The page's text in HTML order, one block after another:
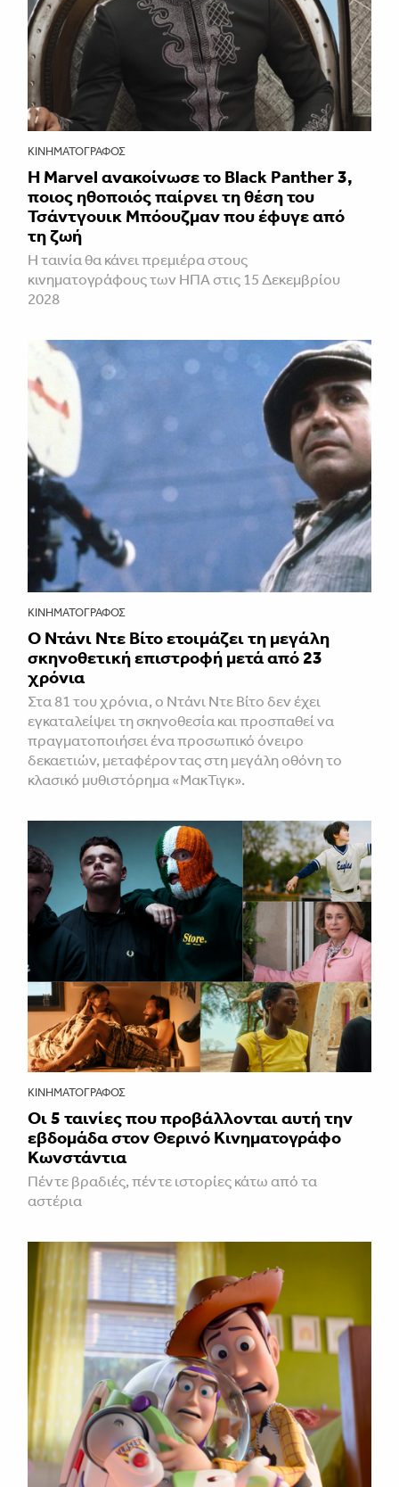
ΚΙΝΗΜΑΤΟΓΡΆΦΟΣ
Η Marvel ανακοίνωσε το Black Panther 3,
ποιος ηθοποιός παίρνει τη θέση του
Τσάντγουικ Μπόουζμαν που έφυγε από
τη ζωή
Η ταινία θα κάνει πρεμιέρα στους
κινηματογράφους των ΗΠΑ στις 15 Δεκεμβρίου
2028
ΚΙΝΗΜΑΤΟΓΡΆΦΟΣ
Ο Ντάνι Ντε Βίτο ετοιμάζει τη μεγάλη
σκηνοθετική επιστροφή μετά από 23
χρόνια
Στα 81 του χρόνια, ο Ντάνι Ντε Βίτο δεν έχει
εγκαταλείψει τη σκηνοθεσία και προσπαθεί να
πραγματοποιήσει ένα προσωπικό όνειρο
δεκαετιών, μεταφέροντας στη μεγάλη οθόνη το
κλασικό μυθιστόρημα «ΜακΤιγκ».
ΚΙΝΗΜΑΤΟΓΡΆΦΟΣ
Οι 5 ταινίες που προβάλλονται αυτή την
εβδομάδα στον Θερινό Κινηματογράφο
Κωνστάντια
Πέντε βραδιές, πέντε ιστορίες κάτω από τα
αστέρια